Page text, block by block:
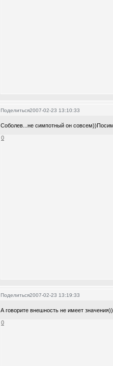
Поделиться2007-02-23 13:10:33
Соболев...не симпотный он
0
Поделиться2007-02-23 13:19:33
А говорите внешность не имеет значения))
0